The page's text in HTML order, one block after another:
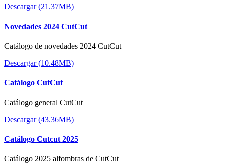
Descargar (21.37MB)
Novedades 2024 CutCut
Catálogo de novedades 2024 CutCut
Descargar (10.48MB)
Catálogo CutCut
Catálogo general CutCut
Descargar (43.36MB)
Catálogo Cutcut 2025
Catálogo 2025 alfombras de CutCut